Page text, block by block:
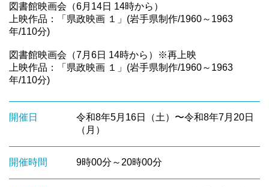
図書館映画会（6月14日 14時から）
上映作品：「県政映画 １」(岩手県制作/1960～1963
年/110分)
図書館映画会（7月6日 14時から）※再上映
上映作品：「県政映画 １」(岩手県制作/1960～1963
年/110分)
開催日
令和8年5月16日（土）〜令和8年7月20日
（月）
開催時間 9時00分～20時00分